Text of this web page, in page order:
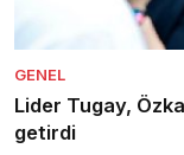
GENEL
Lider Tugay,
getirdi